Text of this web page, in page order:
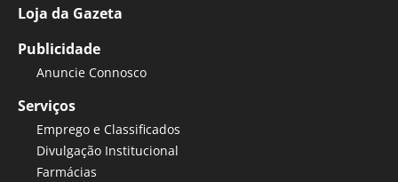
Loja da Gazeta
Publicidade
Anuncie Connosco
Serviços
Emprego e Classificados
Divulgação Institucional
Farmácias